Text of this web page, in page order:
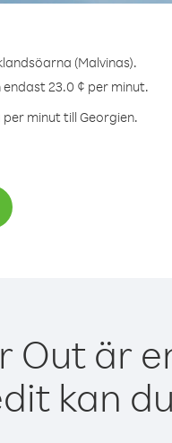
(Malvinas).
23.0 ¢ per minut.
minut till Georgien.
Out är
kan